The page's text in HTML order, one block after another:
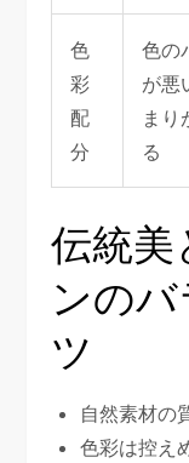
色
彩
配
分
色の
が悪
まり
る
伝統美
ンの
ツ
自然素材の
色彩は控え